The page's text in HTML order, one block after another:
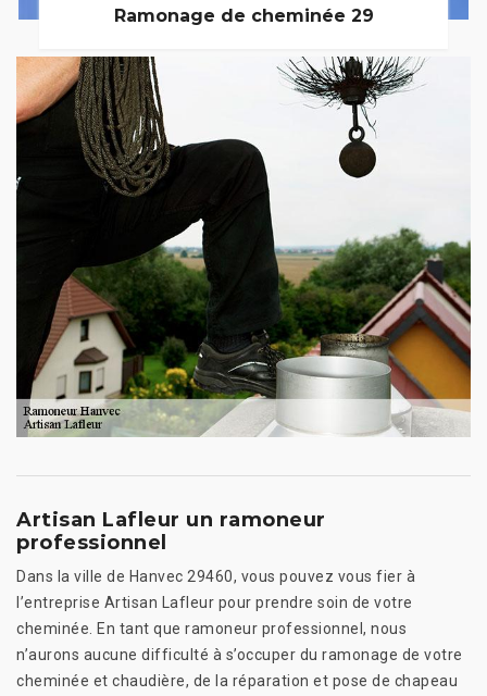
Ramonage de cheminée 29
Artisan Lafleur un ramoneur
professionnel
Dans la ville de Hanvec 29460, vous pouvez vous fier à
l’entreprise Artisan Lafleur pour prendre soin de votre
cheminée. En tant que ramoneur professionnel, nous
n’aurons aucune difficulté à s’occuper du ramonage de votre
cheminée et chaudière, de la réparation et pose de chapeau